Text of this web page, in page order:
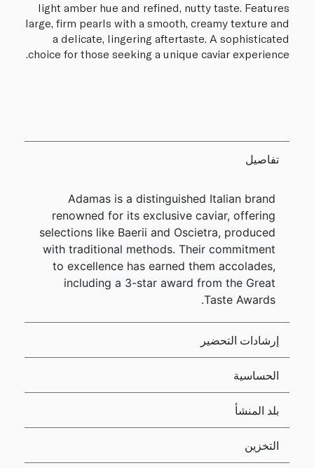
light amber hue and refined, nutty taste. Features
large, firm pearls with a smooth, creamy texture and
a delicate, lingering aftertaste. A sophisticated
choice for those seeking a unique caviar experience.
تفاصيل
Adamas is a distinguished Italian brand
renowned for its exclusive caviar, offering
selections like Baerii and Oscietra, produced
with traditional methods. Their commitment
to excellence has earned them accolades,
including a 3-star award from the Great
Taste Awards.
إرشادات التحضير
الحساسية
بلد المنشأ
التخزين